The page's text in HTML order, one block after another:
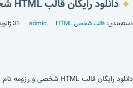
دانلود رایگان قالب HTML شخصی و رزومه تام
دسته‌بندی: قالب شخصی HTML admin 31 ژانویه 2023
دانلود رایگان قالب HTML شخصی و رزومه تام